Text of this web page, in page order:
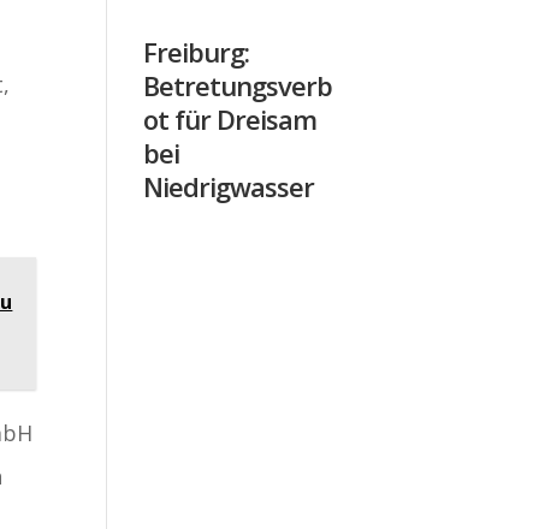
Freiburg:
Betretungsverb
ot für Dreisam
bei
Niedrigwasser